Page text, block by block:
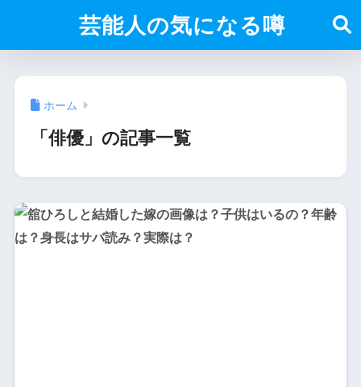
芸能人の気になる噂
ホーム
「俳優」の記事一覧